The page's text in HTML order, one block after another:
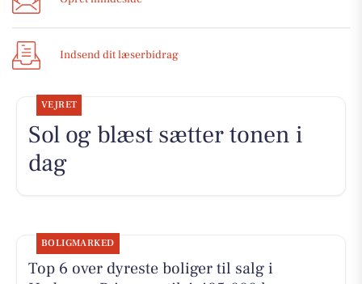
Indsend dit læserbidrag
VEJRET
Sol og blæst sætter tonen i
dag
BOLIGMARKED
Top 6 over dyreste boliger til salg i